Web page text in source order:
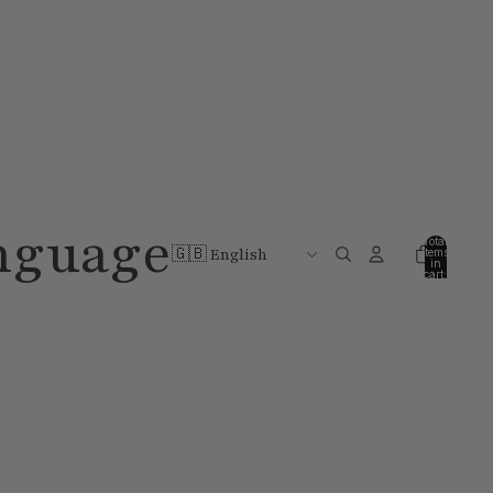
Total
items
in
cart: